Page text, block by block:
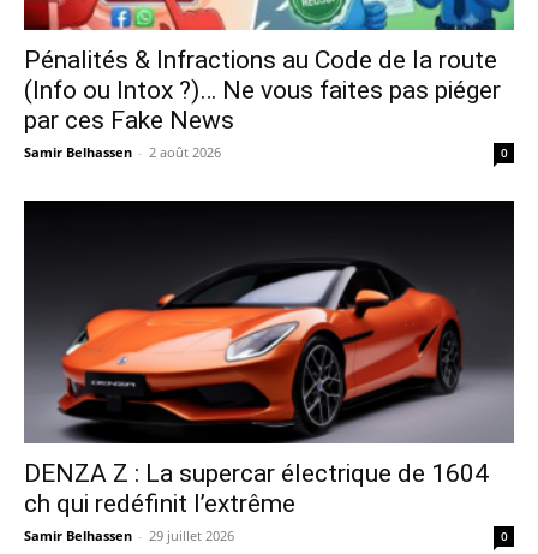
Pénalités & Infractions au Code de la route
(Info ou Intox ?)… Ne vous faites pas piéger
par ces Fake News
Samir Belhassen - 2 août 2026 0
DENZA Z : La supercar électrique de 1604
ch qui redéfinit l’extrême
Samir Belhassen - 29 juillet 2026 0